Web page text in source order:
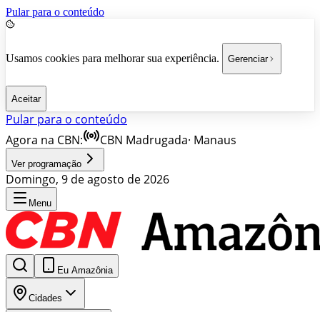
Pular para o conteúdo
Usamos cookies para melhorar sua experiência. Gerenciar
Aceitar
Pular para o conteúdo
Agora na CBN:
CBN Madrugada· Manaus
Ver programação
Domingo, 9 de agosto de 2026
Menu
Eu Amazônia
Cidades